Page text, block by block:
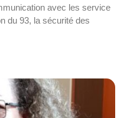
avec les service
du 93, la sécurité des